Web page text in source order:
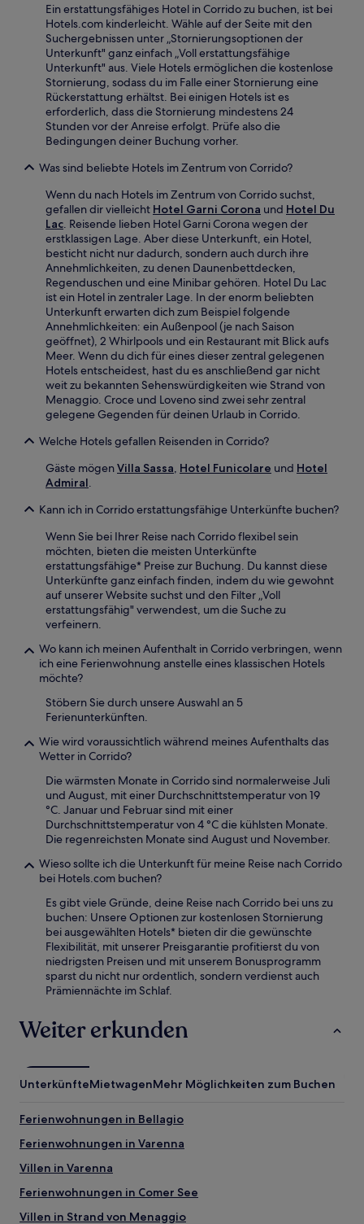
Ein erstattungsfähiges Hotel in Corrido zu buchen, ist bei
Hotels.com kinderleicht. Wähle auf der Seite mit den
Suchergebnissen unter „Stornierungsoptionen der
Unterkunft" ganz einfach „Voll erstattungsfähige
Unterkunft" aus. Viele Hotels ermöglichen die kostenlose
Stornierung, sodass du im Falle einer Stornierung eine
Rückerstattung erhältst. Bei einigen Hotels ist es
erforderlich, dass die Stornierung mindestens 24
Stunden vor der Anreise erfolgt. Prüfe also die
Bedingungen deiner Buchung vorher.
Was sind beliebte Hotels im Zentrum von Corrido?
Wenn du nach Hotels im Zentrum von Corrido suchst,
gefallen dir vielleicht Hotel Garni Corona und Hotel Du
Lac. Reisende lieben Hotel Garni Corona wegen der
erstklassigen Lage. Aber diese Unterkunft, ein Hotel,
besticht nicht nur dadurch, sondern auch durch ihre
Annehmlichkeiten, zu denen Daunenbettdecken,
Regenduschen und eine Minibar gehören. Hotel Du Lac
ist ein Hotel in zentraler Lage. In der enorm beliebten
Unterkunft erwarten dich zum Beispiel folgende
Annehmlichkeiten: ein Außenpool (je nach Saison
geöffnet), 2 Whirlpools und ein Restaurant mit Blick aufs
Meer. Wenn du dich für eines dieser zentral gelegenen
Hotels entscheidest, hast du es anschließend gar nicht
weit zu bekannten Sehenswürdigkeiten wie Strand von
Menaggio. Croce und Loveno sind zwei sehr zentral
gelegene Gegenden für deinen Urlaub in Corrido.
Welche Hotels gefallen Reisenden in Corrido?
Gäste mögenVilla Sassa, Hotel Funicolare und Hotel
Admiral.
Kann ich in Corrido erstattungsfähige Unterkünfte buchen?
Wenn Sie bei Ihrer Reise nach Corrido flexibel sein
möchten, bieten die meisten Unterkünfte
erstattungsfähige* Preise zur Buchung. Du kannst diese
Unterkünfte ganz einfach finden, indem du wie gewohnt
auf unserer Website suchst und den Filter „Voll
erstattungsfähig" verwendest, um die Suche zu
verfeinern.
Wo kann ich meinen Aufenthalt in Corrido verbringen, wenn
ich eine Ferienwohnung anstelle eines klassischen Hotels
möchte?
Stöbern Sie durch unsere Auswahl an 5
Ferienunterkünften.
Wie wird voraussichtlich während meines Aufenthalts das
Wetter in Corrido?
Die wärmsten Monate in Corrido sind normalerweise Juli
und August, mit einer Durchschnittstemperatur von 19
°C. Januar und Februar sind mit einer
Durchschnittstemperatur von 4 °C die kühlsten Monate.
Die regenreichsten Monate sind August und November.
Wieso sollte ich die Unterkunft für meine Reise nach Corrido
bei Hotels.com buchen?
Es gibt viele Gründe, deine Reise nach Corrido bei uns zu
buchen: Unsere Optionen zur kostenlosen Stornierung
bei ausgewählten Hotels* bieten dir die gewünschte
Flexibilität, mit unserer Preisgarantie profitierst du von
niedrigsten Preisen und mit unserem Bonusprogramm
sparst du nicht nur ordentlich, sondern verdienst auch
Prämiennächte im Schlaf.
Weiter erkunden
UnterkünfteMietwagenMehr Möglichkeiten zum Buchen
Ferienwohnungen in Bellagio
Ferienwohnungen in Varenna
Villen in Varenna
Ferienwohnungen in Comer See
Villen in Strand von Menaggio